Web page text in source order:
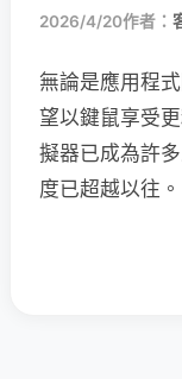
2026/4/20作者：
無論是應用程
望以鍵鼠享受
擬器已成為許
度已超越以往。